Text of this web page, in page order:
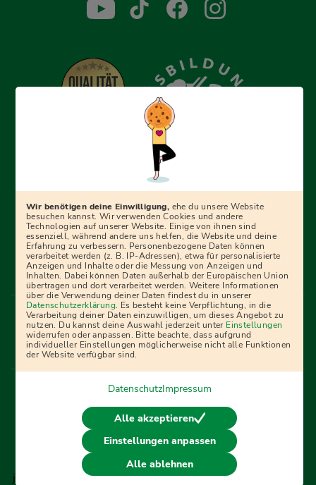
Erfolgreich bewerben mit Ausbildungspark: Wir
begleiten dich Schritt für Schritt bei deinem Start in den
Ratgebern und Prüfungspaketen, interaktiven
Videokursen und vielem mehr. Für alle, die was werden
wollen!
Menü Fußleiste
Impressum Bildquellen Presse
Mediadaten
Partner
AGB Datenschutz
Widerrufsbelehrung
Bestellung
Affiliate Partner Cookies
Vertrag widerrufen
© 2026 Ausbildungspark Verlag. Alle Rechte vorbehalten.
j
Wir benötigen deine Einwilligung, ehe du unsere Website
besuchen kannst. Wir verwenden Cookies und andere
Technologien auf unserer Website. Einige von ihnen sind
essenziell, während andere uns helfen, die Website und deine
Erfahrung zu verbessern. Personenbezogene Daten können
verarbeitet werden (z. B. IP-Adressen), etwa für personalisierte
Anzeigen und Inhalte oder die Messung von Anzeigen und
Inhalten. Dabei können Daten außerhalb der Europäischen Union
übertragen und dort verarbeitet werden. Weitere Informationen
über die Verwendung deiner Daten findest du in unserer
Datenschutzerklärung. Es besteht keine Verpflichtung, in die
Verarbeitung deiner Daten einzuwilligen, um dieses Angebot zu
nutzen. Du kannst deine Auswahl jederzeit unter Einstellungen
widerrufen oder anpassen. Bitte beachte, dass aufgrund
individueller Einstellungen möglicherweise nicht alle Funktionen
der Website verfügbar sind.
DatenschutzImpressum
Alle akzeptieren
Einstellungen anpassen
Alle ablehnen